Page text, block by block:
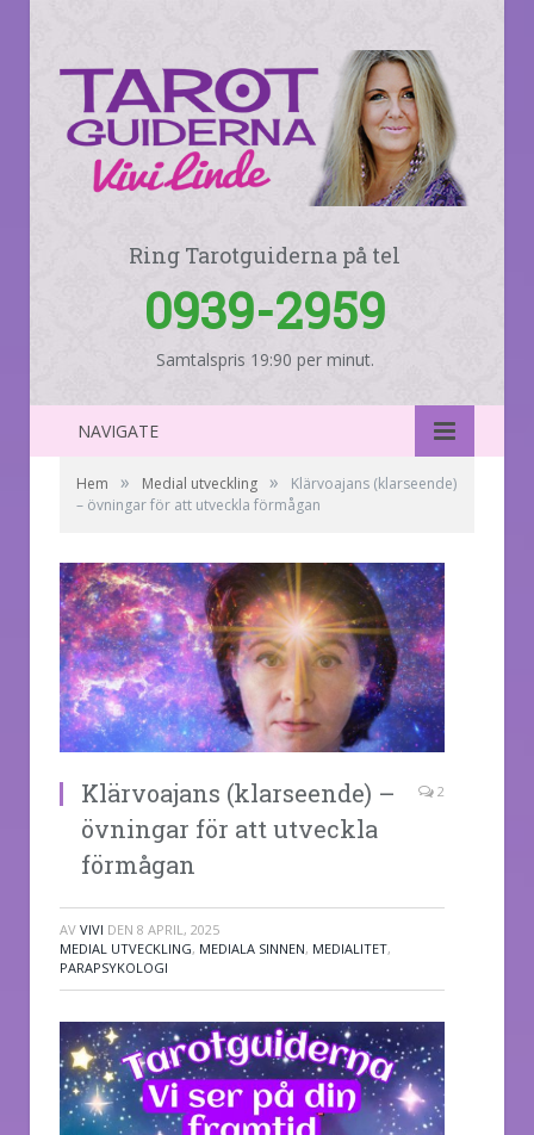
Ring Tarotguiderna på tel
0939-2959
Samtalspris 19:90 per minut.
NAVIGATE
Hem » Medial utveckling »
Klärvoajans (klarseende)
– övningar för att utveckla förmågan
Klärvoajans (klarseende) –
övningar för att utveckla
förmågan
2
AV VIVI DEN 8 APRIL, 2025
MEDIAL UTVECKLING, MEDIALA SINNEN, MEDIALITET,
PARAPSYKOLOGI